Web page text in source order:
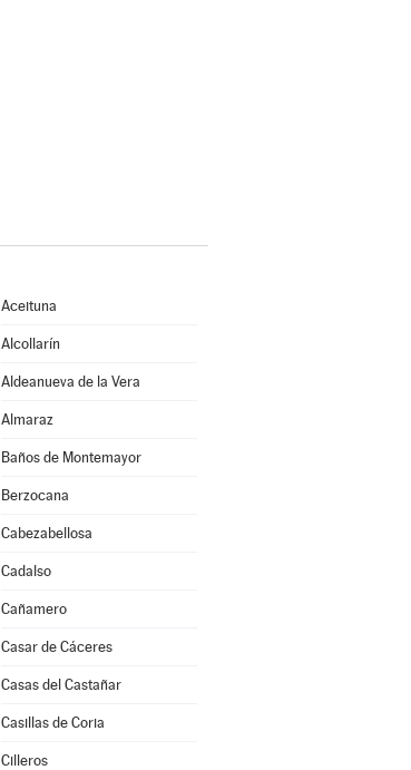
Aceituna
Alcollarín
Aldeanueva de la Vera
Almaraz
Baños de Montemayor
Berzocana
Cabezabellosa
Cadalso
Cañamero
Casar de Cáceres
Casas del Castañar
Casillas de Coria
Cilleros